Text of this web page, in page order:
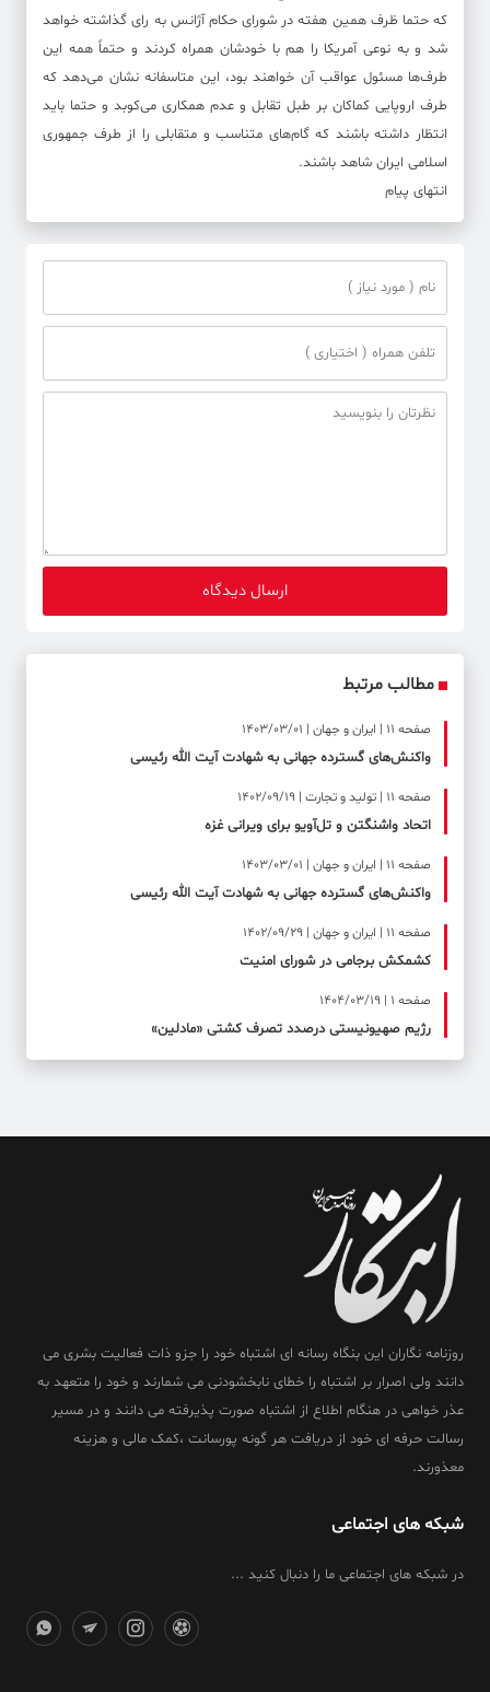
که حتما ظرف همین هفته در شورای حکام آژانس به رای گذاشته خواهد
شد و به نوعی آمریکا را هم با خودشان همراه کردند و حتماً همه این
طرف‌ها مسئول عواقب آن خواهند بود، این متاسفانه نشان می‌دهد که
طرف اروپایی کماکان بر طبل تقابل و عدم همکاری می‌کوبد و حتما باید
انتظار داشته باشند که گام‌های متناسب و متقابلی را از طرف جمهوری
اسلامی ایران شاهد باشند.
انتهای پیام
مطالب مرتبط
صفحه ۱۱ | ایران و جهان | 1403/03/01
واکنش‌های گسترده جهانی به شهادت آیت الله رئیسی
صفحه ۱۱ | تولید و تجارت | 1402/09/19
اتحاد واشنگتن و تل‌آویو برای ویرانی غزه
صفحه ۱۱ | ایران و جهان | 1403/03/01
واکنش‌های گسترده جهانی به شهادت آیت الله رئیسی
صفحه ۱۱ | ایران و جهان | 1402/09/29
کشمکش برجامی در شورای امنیت
صفحه ۱ | 1404/03/19
رژیم صهیونیستی درصدد تصرف کشتی «مادلین»
روزنامه نگاران این بنگاه رسانه ای اشتباه خود را جزو ذات فعالیت بشری می
دانند ولی اصرار بر اشتباه را خطای نابخشودنی می شمارند و خود را متعهد به
عذر خواهی در هنگام اطلاع از اشتباه صورت پذیرفته می دانند و در مسیر
رسالت حرفه ای خود از دریافت هر گونه پورسانت ،کمک مالی و هزینه
معذورند.
شبکه های اجتماعی
در شبکه های اجتماعی ما را دنبال کنید ...